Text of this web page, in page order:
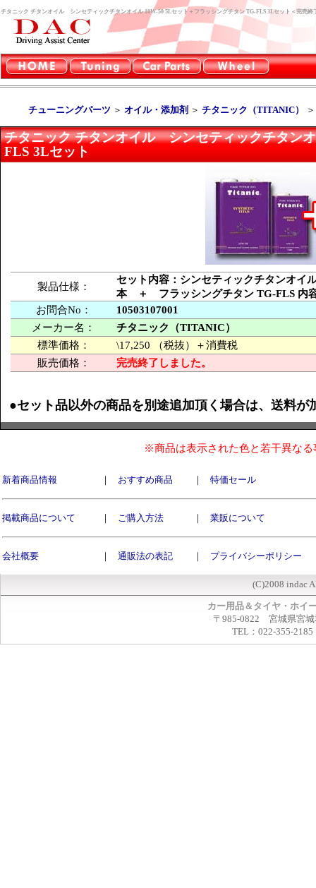
チタニック チタンオイル シンセティックチタンオイル 10W-50 5Lセット＋フラッシングチタン TG-FLS 3Lセット＜完売
チューニングパーツ ＞ オイル・添加剤 ＞ チタニック（TITANIC）
チタニック チタンオイル シンセティックチタン
FLS 3Lセット
製品仕様：
セット内容：シンセティックチタンオ
本 ＋ フラッシングチタン TG-FLS 内
お問合No：
10503107001
メーカー名：
チタニック（TITANIC）
標準価格：
\17,250 （税抜）＋消費税
販売価格：
完売終了しました。
●セット品以外の商品を別途追加頂く場合は、送料が
※商品は表示された色と若干異な
新着商品情報 ｜ おすすめ商品 ｜ 特価セール
掲載商品について ｜ ご購入方法 ｜ 業販について
会社概要 ｜ 通販法の表記 ｜ プライバシーポリシー
(C)2008 indac
カー用品＆タイヤ・ホイ
〒985-0822 宮城県宮城
TEL：022-355-